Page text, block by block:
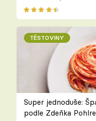
TĚSTOVINY
Super jednoduše:
podle Zdeňka